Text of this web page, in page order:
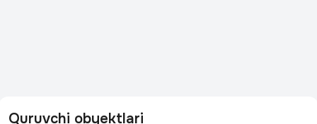
Quruvchi obyektlari